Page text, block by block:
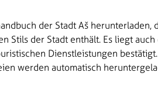
der Stadt Aš herunterladen,
Stils der Stadt enthält. Es liegt
Dienstleistungen
werden automatisch